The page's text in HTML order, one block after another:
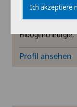
Nephrologie
Neurochirurgie
Orthopädische
Orthopädische
Ellbogenchirurgie,
Profil ansehen
Ich akzeptiere